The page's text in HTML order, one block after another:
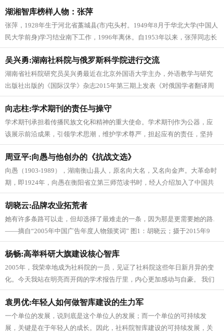
湖湘智库榜样人物：张萍
张萍，1928年生于河北省藁城县(市)屯头村。1949年8月于华北大学(中国人
民大学前身)学习结业南下工作，1996年离休。自1953年以来，张萍同志长
期从事经...
吴兴勇:湖南社科院与俄罗斯科学院进行交流
湖南省社科院研究员吴兴勇最近在北京外国语大学主办，外语教学与研究
出版社出版的《国际汉学》杂志2015年第三期上发表《对俄国学者翻译周
敦颐的通书的评论》一文，文章...
向志柱:学术期刊的责任与操守
学术期刊承担着传播民族文化和精神的重大使命。学术期刊作为公器，应
该展示前沿成果，引领学术思潮，维护学术尊严，担起应有的责任，坚持
应有的操守。 坚守基本原则 “学...
周亚平:向愚与他创办的《抗战文选》
向愚（1903-1989），湖南衡山县人，原名向大名，又名向金声。大革命时
期，即1924年，向愚在衡阳省立第三师范读书时，经人介绍加入了中国共
产党，为中共湘南特...
胡晓云:品牌农业拓荒者
她有许多条路可以走，但却选择了最难走的一条，因为那是更需要她的路.
——摘自“2005年中国广告年度人物颁奖词” 图1：胡晓云；摄于2015年9
月“庆安大米”调...
杨畅:高举科研大旗建设核心智库
2005年，我荣幸地成为社科院的一员，见证了社科院这些年日新月异的变
化。今天我站在明亮而开阔的学术报告厅里，内心更加感动与自豪。 我们
内外兼修，不仅拥有了舒适的...
袁男优:年轻人如何做智库建设的生力军
一个单位的发展，说到底是这个单位人的发展；而一个单位的可持续发
展，关键是在于年轻人的成长。因此，社科院智库建设的可持续发展，关